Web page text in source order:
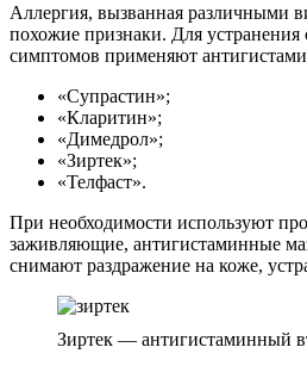
Аллергия, вызванная различными
похожие признаки. Для
симптомов применяют
«Супрастин»;
«Кларитин»;
«Димедрол»;
«Зиртек»;
«Телфаст».
При необходимости используют
заживляющие, антигистаминные
снимают раздражение на коже,
Зиртек — антигистаминный